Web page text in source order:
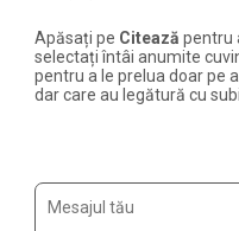
Apăsați pe Citează pentru
selectați întâi anumite
pentru a le prelua doar pe
dar care au legătură cu